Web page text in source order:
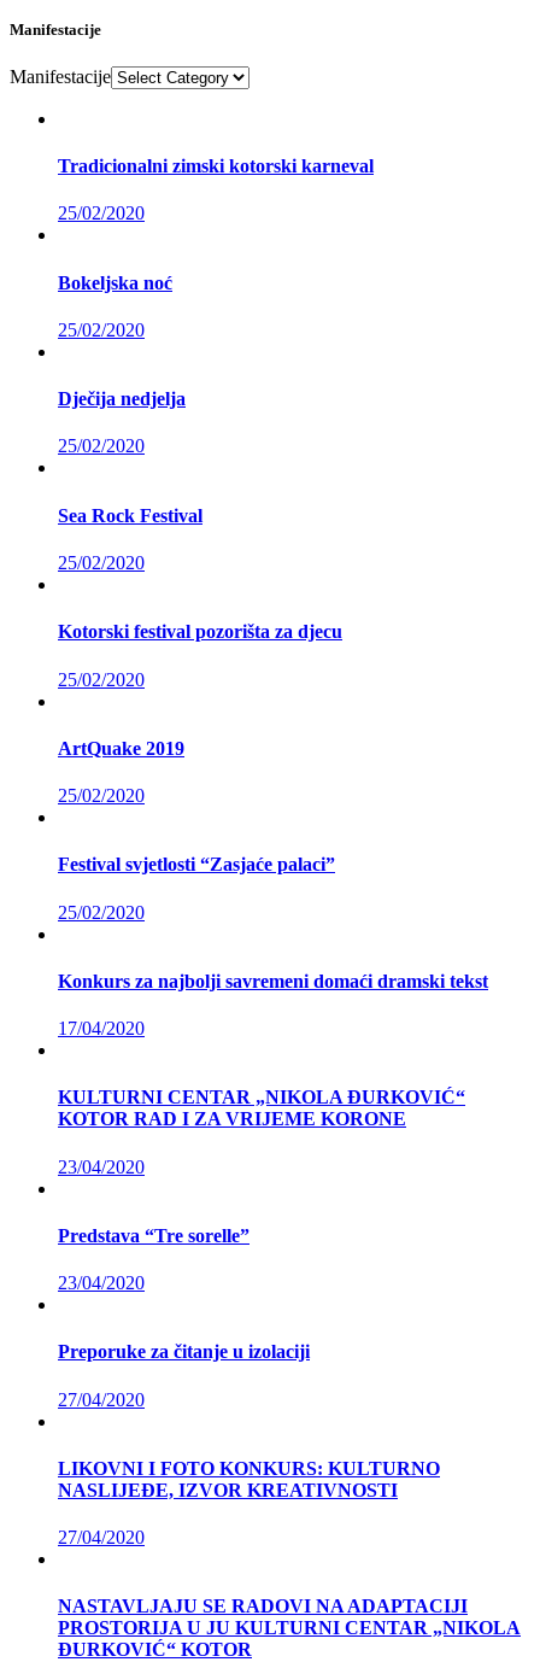
Manifestacije
Manifestacije
Tradicionalni zimski kotorski karneval
25/02/2020
Bokeljska noć
25/02/2020
Dječija nedjelja
25/02/2020
Sea Rock Festival
25/02/2020
Kotorski festival pozorišta za djecu
25/02/2020
ArtQuake 2019
25/02/2020
Festival svjetlosti “Zasjaće palaci”
25/02/2020
Konkurs za najbolji savremeni domaći dramski tekst
17/04/2020
KULTURNI CENTAR „NIKOLA ĐURKOVIĆ“
KOTOR RAD I ZA VRIJEME KORONE
23/04/2020
Predstava “Tre sorelle”
23/04/2020
Preporuke za čitanje u izolaciji
27/04/2020
LIKOVNI I FOTO KONKURS: KULTURNO
NASLIJEĐE, IZVOR KREATIVNOSTI
27/04/2020
NASTAVLJAJU SE RADOVI NA ADAPTACIJI
PROSTORIJA U JU KULTURNI CENTAR „NIKOLA
ĐURKOVIĆ“ KOTOR